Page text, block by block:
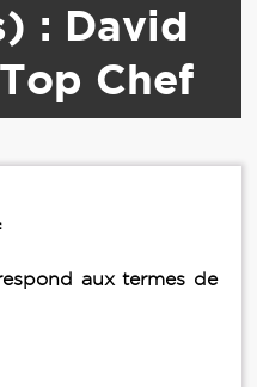
: David
Chef
aux termes de